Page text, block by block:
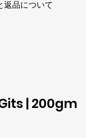
返品について
| 200gm